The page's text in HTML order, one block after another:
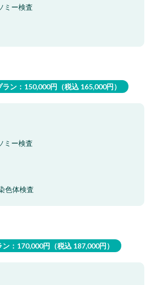
ミー検査
ン：150,000円（税込 165,000円）
ミー検査
色体検査
：170,000円（税込 187,000円）